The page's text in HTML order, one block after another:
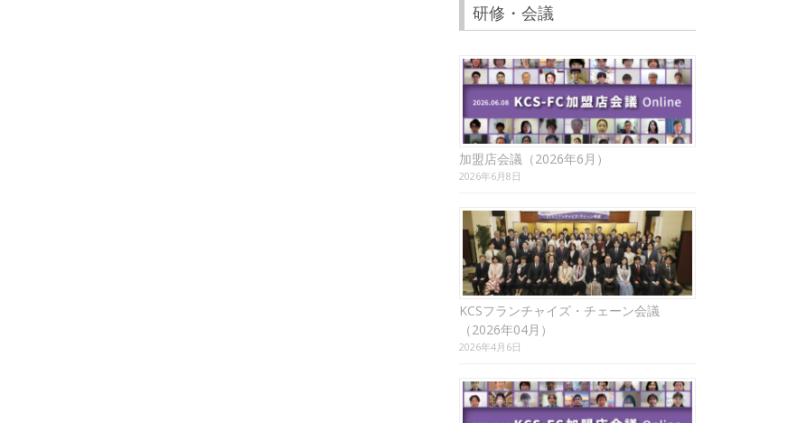
研修・会議
加盟店会議（2026年6月）
2026年6月8日
KCSフランチャイズ・チェーン会議
（2026年04月）
2026年4月6日